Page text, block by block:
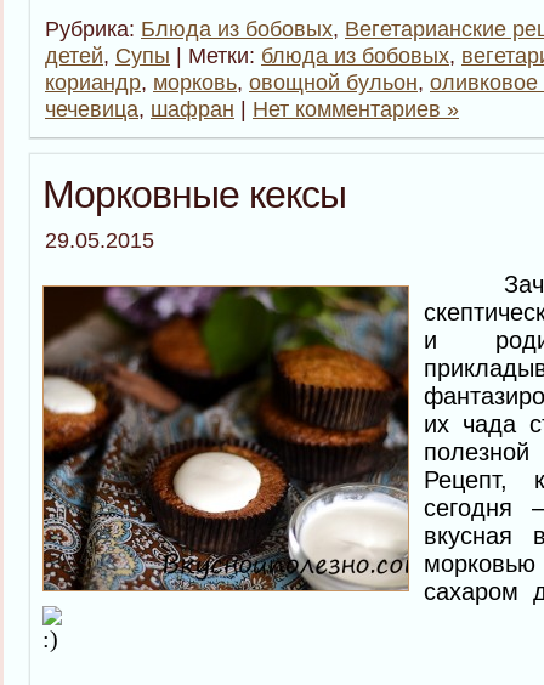
Рубрика: Блюда из бобовых, Вегетарианские
детей, Супы | Метки: блюда из бобовых,
кориандр, морковь, овощной бульон,
чечевица, шафран | Нет комментариев »
Морковные кексы
29.05.2015
и
их чада
Рецепт,
сегодня
вкусная
сахаром